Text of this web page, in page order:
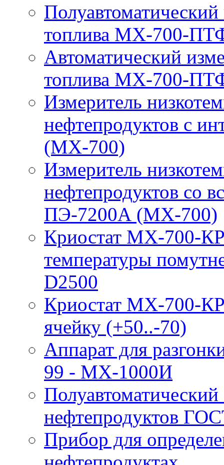
топлива МХ-700-
Автоматический
топлива МХ-700-
Измеритель
нефтепродуктов с
(МХ-700)
Измеритель
нефтепродуктов со
ПЭ-7200А (МХ-700)
Криостат МХ-700-
температуры
D2500
Криостат МХ-700-
ячейку (+50..-70)
Аппарат для
99 - MX-1000И
Полуавтоматический
нефтепродуктов
Прибор для